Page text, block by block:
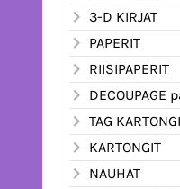
3-D KIRJAT
PAPERIT
RIISIPAPERIT
DECOUPAGE
TAG
KARTONGIT
NAUHAT